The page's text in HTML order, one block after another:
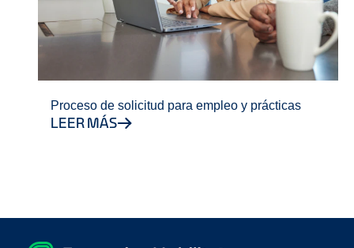
Proceso de solicitud para empleo y prácticas
LEER MÁS